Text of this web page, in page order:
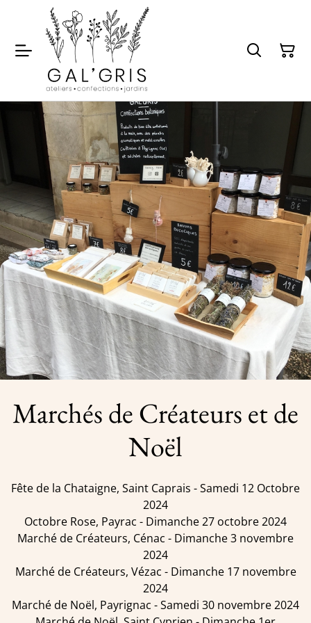
Marchés de Créateurs et de
Noël
Fête de la Chataigne, Saint Caprais - Samedi 12 Octobre
2024
Octobre Rose, Payrac - Dimanche 27 octobre 2024
Marché de Créateurs, Cénac - Dimanche 3 novembre
2024
Marché de Créateurs, Vézac - Dimanche 17 novembre
2024
Marché de Noël, Payrignac - Samedi 30 novembre 2024